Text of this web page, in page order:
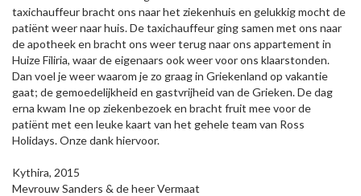
taxichauffeur bracht ons naar het ziekenhuis en gelukkig mocht de
patiënt weer naar huis. De taxichauffeur ging samen met ons naar
de apotheek en bracht ons weer terug naar ons appartement in
Huize Filiria, waar de eigenaars ook weer voor ons klaarstonden.
Dan voel je weer waarom je zo graag in Griekenland op vakantie
gaat; de gemoedelijkheid en gastvrijheid van de Grieken. De dag
erna kwam Ine op ziekenbezoek en bracht fruit mee voor de
patiënt met een leuke kaart van het gehele team van Ross
Holidays. Onze dank hiervoor.
Kythira, 2015
Mevrouw Sanders & de heer Vermaat